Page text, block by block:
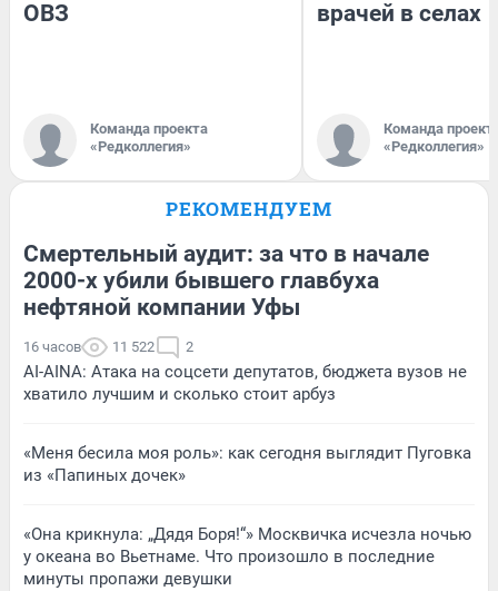
ОВЗ
Команда проекта
«Редколлегия»
врачей в селах
Команда
«Редколлегия»
РЕКОМЕНДУЕМ
Смертельный аудит: за что в начале
2000-х убили бывшего главбуха
нефтяной компании Уфы
16 часов 11 522 2
AI-AINA: Атака на соцсети депутатов, бюджета вузов не
хватило лучшим и сколько стоит арбуз
«Меня бесила моя роль»: как сегодня выглядит Пуговка
из «Папиных дочек»
«Она крикнула: „Дядя Боря!“» Москвичка исчезла ночью
у океана во Вьетнаме. Что произошло в последние
минуты пропажи девушки